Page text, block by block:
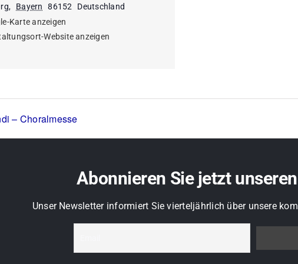
, Bayern 86152
Deutschland
Karte anzeigen
Website anzeigen
– Choralmesse
Abonnieren Sie jetzt
Unser Newsletter informiert Sie vierteljährlich über unsere